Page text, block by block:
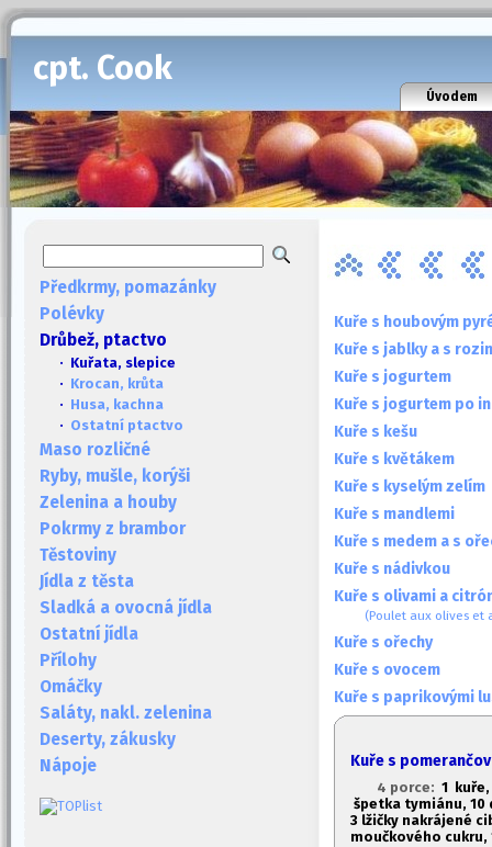
cpt. Cook
Úvodem
Předkrmy, pomazánky
Polévky
Drůbež, ptactvo
· Kuřata, slepice
· Krocan, krůta
· Husa, kachna
· Ostatní ptactvo
Maso rozličné
Ryby, mušle, korýši
Zelenina a houby
Pokrmy z brambor
Těstoviny
Jídla z těsta
Sladká a ovocná jídla
Ostatní jídla
Přílohy
Omáčky
Saláty, nakl. zelenina
Deserty, zákusky
Nápoje
Kuře s houbovým
Kuře s jablky a s
Kuře s jogurtem
Kuře s jogurtem po
Kuře s kešu
Kuře s květákem
Kuře s kyselým zelím
Kuře s mandlemi
Kuře s medem a s
Kuře s nádivkou
Kuře s olivami a
(Poulet aux olives et
Kuře s ořechy
Kuře s ovocem
Kuře s paprikovými
Kuře s
4 porce: 1 kuře,
špetka tymiánu, 10
3 lžičky nakrájené
moučkového cukru,